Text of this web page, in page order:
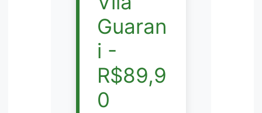
Guaran
i -
R$89,9
0